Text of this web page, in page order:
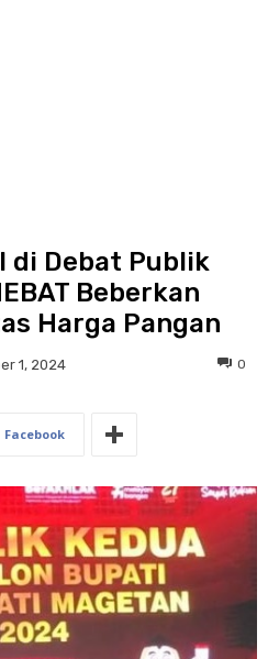
di Debat Publik
Beberkan
Harga Pangan
1, 2024 0
Facebook